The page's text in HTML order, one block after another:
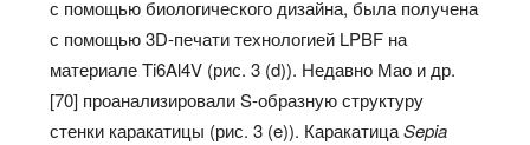
с помощью биологического дизайна, была получена
с помощью 3D-печати технологией LPBF на
материале Ti6Al4V (рис. 3 (d)). Недавно Мао и др.
[70] проанализировали S-образную структуру
стенки каракатицы (рис. 3 (e)). КаракатицаSepia